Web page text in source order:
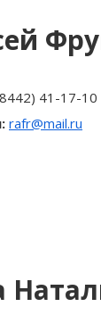
41-17-10
rafr@mail.ru